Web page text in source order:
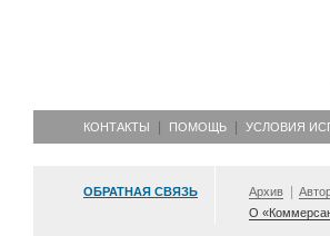
КОНТАКТЫ ПОМОЩЬ УСЛОВИЯ
ОБРАТНАЯ СВЯЗЬ Архив
О